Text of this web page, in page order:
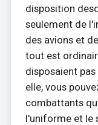
disposition
seulement de
des avions et
tout est
disposaient
elle, vous
combattants
l'uniforme et le